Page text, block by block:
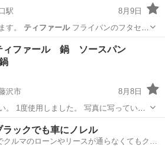
駅
8月9日
す。 ティファールフライパンのフタセッ
フライパン
ファール 鍋 ソースパン
沢市
8月8日
いる
具 ティファール
ラックでも車にノレル
クルマのローンやリースが通らなくてもクル